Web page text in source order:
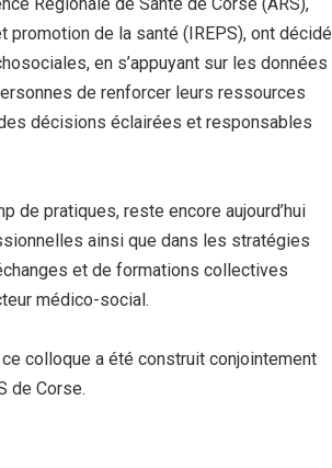
promotion de la santé (IREPS), ont décidé
en s’appuyant sur les données
de renforcer leurs ressources
décisions éclairées et responsables
de pratiques, reste encore aujourd’hui
ainsi que dans les stratégies
et de formations collectives
médico-social.
colloque a été construit conjointement
de Corse.